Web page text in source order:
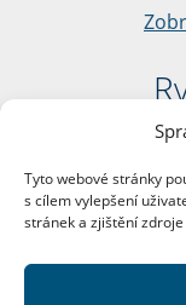
Tyto webové stránky
s cílem vylepšení
stránek a zjištění